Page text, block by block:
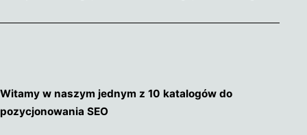
Witamy w naszym jednym z 10 katalogów do
pozycjonowania SEO